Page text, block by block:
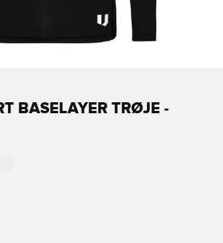
BASELAYER TRØJE -